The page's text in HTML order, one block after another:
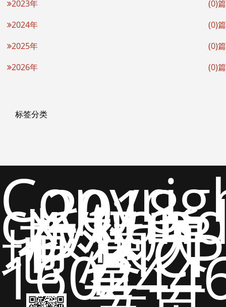
2023年
(0)篇
2024年
(0)篇
2025年
(0)篇
2026年
(0)篇
标签分类
2018
版权所
有 猿天
地 沪ICP
备
号